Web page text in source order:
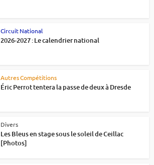
Circuit National
2026-2027 : Le calendrier national
Autres Compétitions
Éric Perrot tentera la passe de deux à Dresde
Divers
Les Bleus en stage sous le soleil de Ceillac
[Photos]